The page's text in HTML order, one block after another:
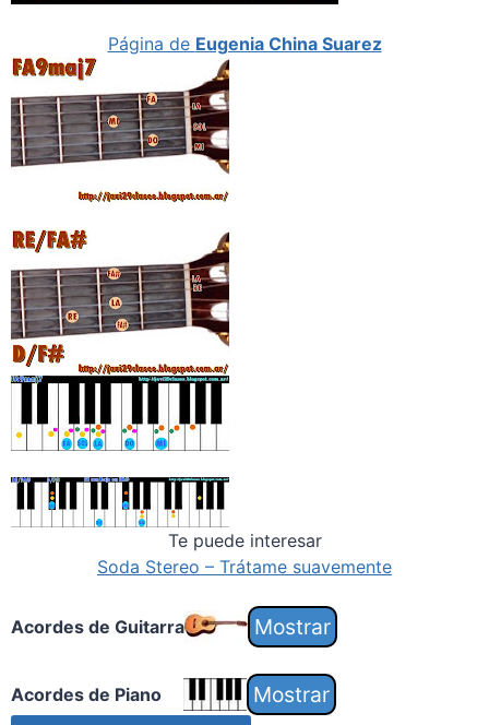
Página de Eugenia China Suarez
Te puede interesar
Soda Stereo – Trátame suavemente
Acordes de Guitarra
Acordes de Piano